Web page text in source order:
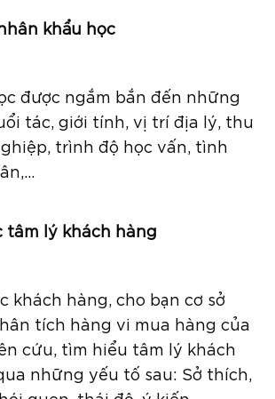
khẩu học
được ngắm bắn đến những
tác, giới tính, vị trí địa lý, thu
trình độ học vấn, tình
tâm lý khách hàng
khách hàng, cho bạn cơ sở
tích hàng vi mua hàng của
cứu, tìm hiểu tâm lý khách
những yếu tố sau: Sở thích,